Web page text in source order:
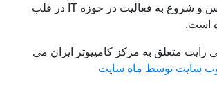
سال 1377 تاسیس و شروع به فعالیت در حوزه IT در قلب
است.
رایت متعلق به مرکز کامپیوتر ایران می
سایت توسط ماه سایت